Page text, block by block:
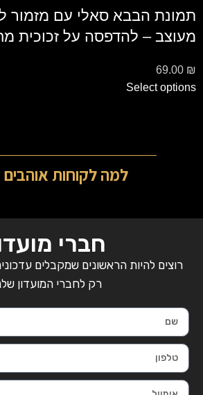
תמונת הבבא סאלי עם מזמור
מעוצב – להדפסה על זכוכית
69.00 ₪
Select options
למה לקוחות אוהבים
חברי
רוצים להיות הראשונים שמקבלים
רק לחברי המועדון